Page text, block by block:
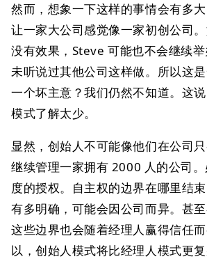
然而，想象一下这样的事情会有多
让一家大公司感觉像一家初创公司
没有效果，Steve 可能也不会继续
未听说过其他公司这样做。所以这
一个坏主意？我们仍然不知道。这
模式了解太少。
显然，创始人不可能像他们在公司
继续管理一家拥有 2000 人的公司
度的授权。自主权的边界在哪里结
有多明确，可能会因公司而异。甚
这些边界也会随着经理人赢得信任
以，创始人模式将比经理人模式更